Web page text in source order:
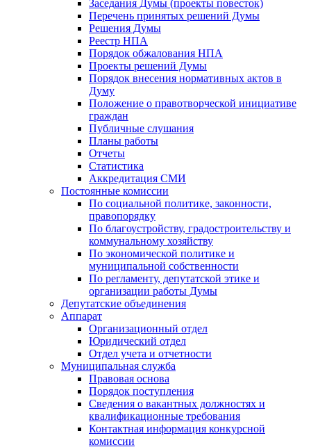
Заседания Думы (проекты повесток)
Перечень принятых решений Думы
Решения Думы
Реестр НПА
Порядок обжалования НПА
Проекты решений Думы
Порядок внесения нормативных актов в
Думу
Положение о правотворческой инициативе
граждан
Публичные слушания
Планы работы
Отчеты
Статистика
Аккредитация СМИ
Постоянные комиссии
По социальной политике, законности,
правопорядку
По благоустройству, градостроительству и
коммунальному хозяйству
По экономической политике и
муниципальной собственности
По регламенту, депутатской этике и
организации работы Думы
Депутатские объединения
Аппарат
Организационный отдел
Юридический отдел
Отдел учета и отчетности
Муниципальная служба
Правовая основа
Порядок поступления
Сведения о вакантных должностях и
квалификационные требования
Контактная информация конкурсной
комиссии